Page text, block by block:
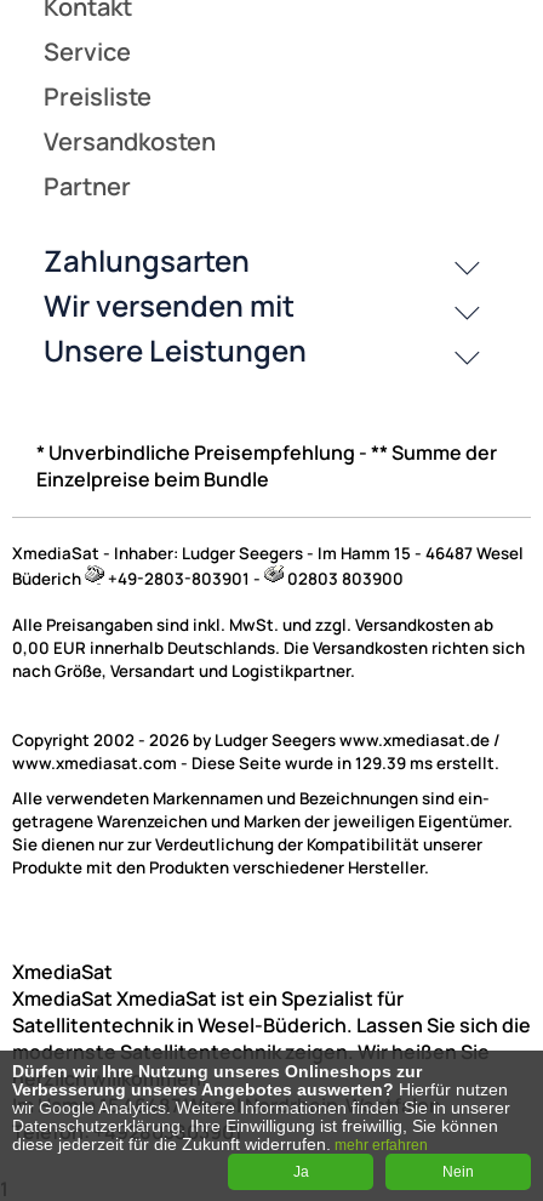
* Unverbindliche Preisempfehlung - ** Summe der
Einzelpreise beim Bundle
XmediaSat - Inhaber: Ludger Seegers - Im Hamm 15 - 46487 Wesel
Büderich
+49-2803-803901 - 02803 803900
Alle Preisangaben sind inkl. MwSt. und zzgl. Versandkosten ab
0,00 EUR innerhalb Deutschlands. Die Versandkosten richten sich
nach Größe, Versandart und Logistikpartner.
Copyright 2002 - 2026 by Ludger Seegers www.xmediasat.de /
www.xmediasat.com - Diese Seite wurde in 129.39 ms erstellt.
Alle verwendeten Markennamen und Bezeichnungen sind ein-
getragene Warenzeichen und Marken der jeweiligen Eigentümer.
Sie dienen nur zur Verdeutlichung der Kompatibilität unserer
Produkte mit den Produkten verschiedener Hersteller.
XmediaSat
XmediaSatXmediaSat ist ein Spezialist für
Satellitentechnik in Wesel-Büderich. Lassen Sie sich die
modernste Satellitentechnik zeigen. Wir heißen Sie
herzlich willkommen!
Im Hamm 1546487Wesel Nordrhein-Westfalen
Telefon:+492803803901
Dürfen wir Ihre Nutzung unseres Onlineshops zur
Verbesserung unseres Angebotes auswerten? Hierfür nutzen
wir Google Analytics. Weitere Informationen finden Sie in unserer
Datenschutzerklärung. Ihre Einwilligung ist freiwillig, Sie können
diese jederzeit für die Zukunft widerrufen.
mehr erfahren
Nein
Ja
1